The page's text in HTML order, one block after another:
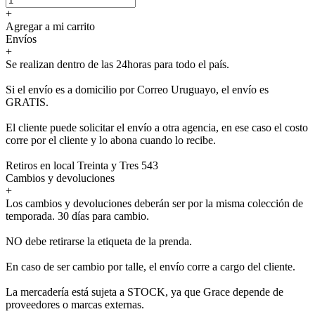
+
Agregar a mi carrito
Envíos
+
Se realizan dentro de las 24horas para todo el país.
Si el envío es a domicilio por Correo Uruguayo, el envío es
GRATIS.
El cliente puede solicitar el envío a otra agencia, en ese caso el costo
corre por el cliente y lo abona cuando lo recibe.
Retiros en local Treinta y Tres 543
Cambios y devoluciones
+
Los cambios y devoluciones deberán ser por la misma colección de
temporada. 30 días para cambio.
NO debe retirarse la etiqueta de la prenda.
En caso de ser cambio por talle, el envío corre a cargo del cliente.
La mercadería está sujeta a STOCK, ya que Grace depende de
proveedores o marcas externas.